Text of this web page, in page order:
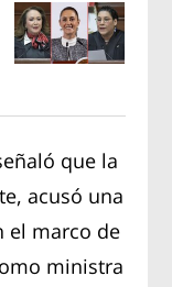
que la
acusó una
el marco de
ministra